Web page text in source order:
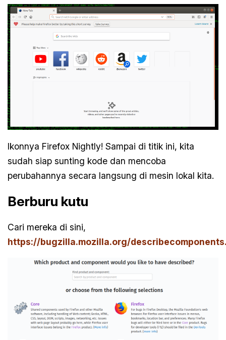
Ikonnya Firefox Nightly! Sampai di titik ini, kita
sudah siap sunting kode dan mencoba
perubahannya secara langsung di mesin lokal kita.
Berburu kutu
Cari mereka di sini,
https://bugzilla.mozilla.org/